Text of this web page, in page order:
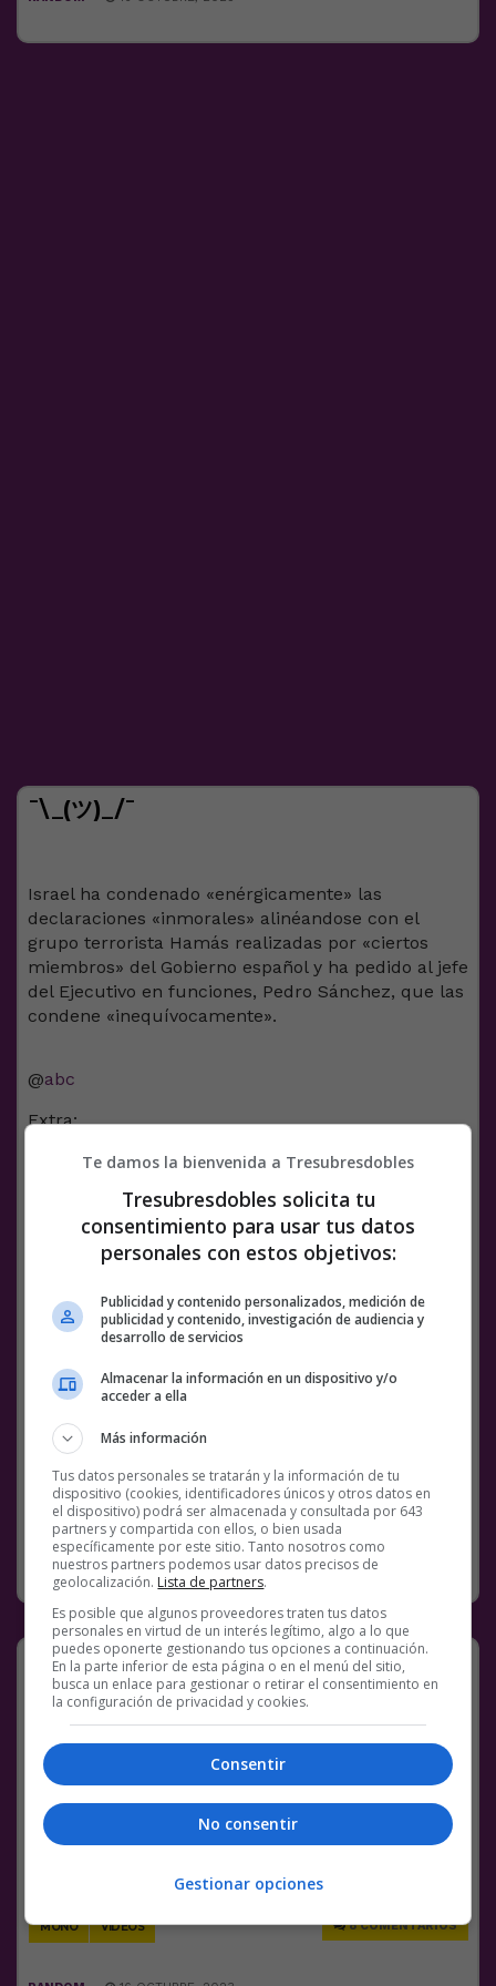
¯\_(ツ)_/¯
Israel ha condenado «enérgicamente» las
declaraciones «inmorales» alinéandose con el
grupo terrorista Hamás realizadas por «ciertos
miembros» del Gobierno español y ha pedido al jefe
del Ejecutivo en funciones, Pedro Sánchez, que las
condene «inequívocamente».
@abc
Extra:
Planteamos 4 exigencias:
1. Alto el fuego y corredores humanitarios
2. Una petición para que se investiguen los
crímenes de guerra de Netanyahu
3. Exigir a la UE que deje de ser cómplice con
un criminal de guerra como Netanyahu
4. Fin a los bombardeos y paz duradera
pic.twitter.com/UyTNr28qhm
— Podemos (@PODEMOS)October 16, 2023
Facebook
Twitter
WhatsApp
Gmail
Link
NOTICIAS TERRORISMO 42 COMENTARIOS
RANDOM 16 OCTUBRE, 2023
Negosiasion
Una mujer negocia con un mono para que le
devuelva el móvil:
pic.twitter.com/GzHw8pcutG
— Wall Street Wolverine (@wallstwolverine)
October 16, 2023
Facebook
Twitter
WhatsApp
Gmail
Meneame
Copy
Link
MONO VÍDEOS 8 COMENTARIOS
Te damos la bienvenida a Tresubresdobles
Tresubresdobles solicita tu
consentimiento para usar tus datos
personales con estos objetivos:
Publicidad y contenido personalizados, medición de
publicidad y contenido, investigación de audiencia y
desarrollo de servicios
Almacenar la información en un dispositivo y/o
acceder a ella
Más información
Tus datos personales se tratarán y la información de tu
dispositivo (cookies, identificadores únicos y otros datos en
el dispositivo) podrá ser almacenada y consultada por 643
partners y compartida con ellos, o bien usada
específicamente por este sitio. Tanto nosotros como
nuestros partners podemos usar datos precisos de
geolocalización. Lista de partners.
Es posible que algunos proveedores traten tus datos
personales en virtud de un interés legítimo, algo a lo que
puedes oponerte gestionando tus opciones a continuación.
En la parte inferior de esta página o en el menú del sitio,
busca un enlace para gestionar o retirar el consentimiento en
la configuración de privacidad y cookies.
Consentir
No consentir
Gestionar opciones